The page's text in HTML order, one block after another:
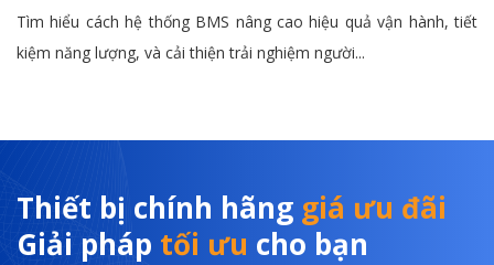
Tìm hiểu cách hệ thống BMS nâng cao hiệu quả vận hành, tiết
kiệm năng lượng, và cải thiện trải nghiệm người...
Thiết bị chính hãng giá ưu đãi
Giải pháp tối ưu cho bạn